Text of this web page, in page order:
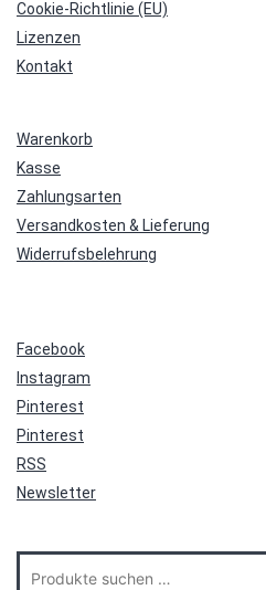
Cookie-Richtlinie (EU)
Lizenzen
Kontakt
Warenkorb
Kasse
Zahlungsarten
Versandkosten & Lieferung
Widerrufsbelehrung
Facebook
Instagram
Pinterest
Pinterest
RSS
Newsletter
Suche
nach: